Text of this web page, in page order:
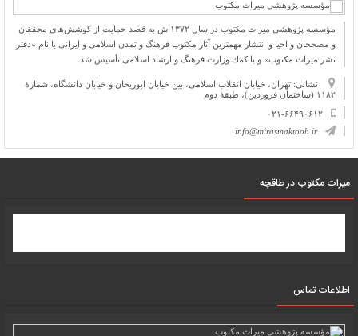
مؤسسه پژوهشی میراث مكتوب در سال ۱۳۷۲ ش به قصد حمایت از كوشش‌های محققان
و مصححان و احیا و انتشار مهمترین آثار مكتوب فرهنگ و تمدن اسلامی و ایرانی با نام «دفتر
نشر میراث مكتوب» و با كمك وزارت فرهنگ و ارشاد اسلامی تأسیس شد.
نشانی: تهران، خیابان انقلاب اسلامی، بین خیابان ابوریحان و خیابان دانشگاه، شمارۀ
۱۱۸۲ (ساختمان فروردین)، طبقۀ دوم
۰۲۱-۶۶۴۹۰۶۱۲
info@mirasmaktoob.ir
میرات مکتوب در طاقچه
اطلاعات تماس